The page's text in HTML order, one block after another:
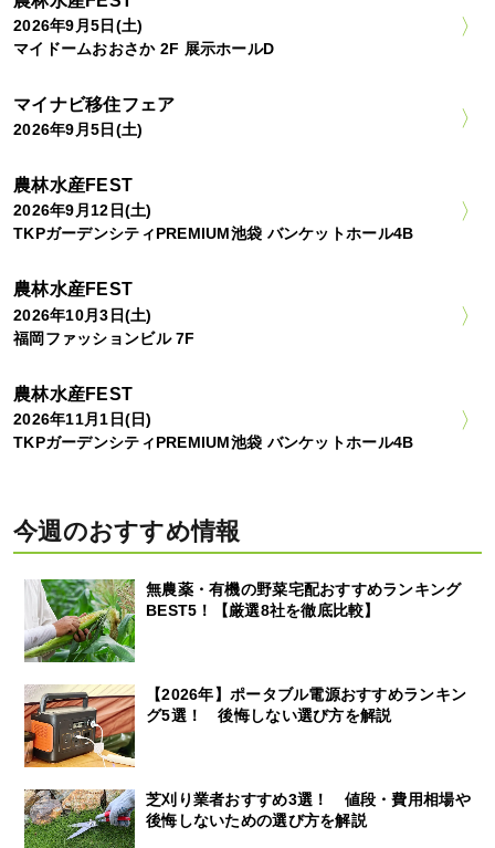
2026年9月5日(土)
マイドームおおさか 2F 展示ホールD
マイナビ移住フェア
2026年9月5日(土)
農林水産FEST
2026年9月12日(土)
TKPガーデンシティPREMIUM池袋 バンケットホール4B
農林水産FEST
2026年10月3日(土)
福岡ファッションビル 7F
農林水産FEST
2026年11月1日(日)
TKPガーデンシティPREMIUM池袋 バンケットホール4B
今週のおすすめ情報
無農薬・有機の野菜宅配おすすめランキング
BEST5！【厳選8社を徹底比較】
【2026年】ポータブル電源おすすめランキン
グ5選！ 後悔しない選び方を解説
芝刈り業者おすすめ3選！ 値段・費用相場や
後悔しないための選び方を解説